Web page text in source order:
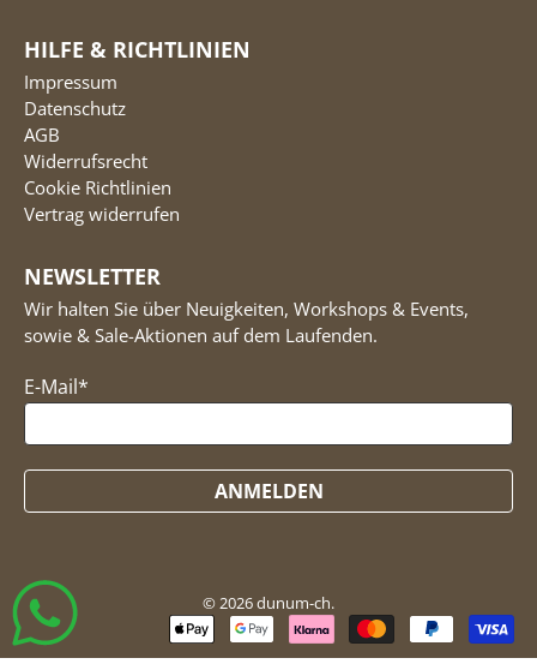
HILFE & RICHTLINIEN
Impressum
Datenschutz
AGB
Widerrufsrecht
Cookie Richtlinien
Vertrag widerrufen
NEWSLETTER
Wir halten Sie über Neuigkeiten, Workshops & Events,
sowie & Sale-Aktionen auf dem Laufenden.
E-Mail*
ANMELDEN
© 2026dunum-ch.